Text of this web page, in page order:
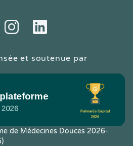
InstagramLinkedIn
et soutenue par
de Médecines Douces 2026-